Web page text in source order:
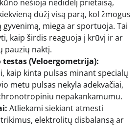
nešioja nedidelį prietaisą,
dūžį visą parą, kol žmogus
gyvenimą, miega ar sportuoja. Tai
kaip širdis reaguoja į krūvį ir ar
pauzių naktį.
(Veloergometrija):
kaip kinta pulsas minant specialų
metu pulsas nekyla adekvačiai,
nepakankamumu.
Atliekami siekiant atmesti
elektrolitų disbalansą ar